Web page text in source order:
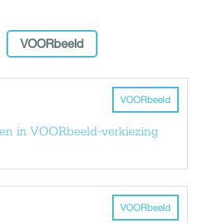
VOORbeeld
VOORbeeld
in VOORbeeld-verkiezing
VOORbeeld